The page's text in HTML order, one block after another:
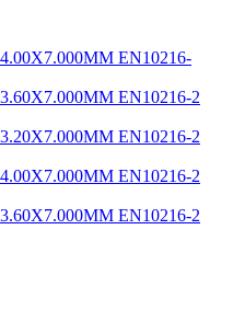
EN10216-
EN10216-2
EN10216-2
EN10216-2
EN10216-2